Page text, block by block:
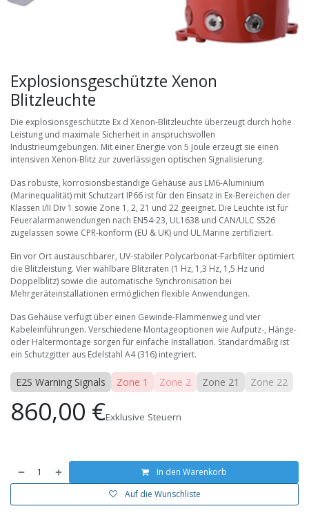
Explosionsgeschützte Xenon
Blitzleuchte
Die explosionsgeschützte Ex d Xenon-Blitzleuchte überzeugt durch hohe
Leistung und maximale Sicherheit in anspruchsvollen
Industrieumgebungen. Mit einer Energie von 5 Joule erzeugt sie einen
intensiven Xenon-Blitz zur zuverlässigen optischen Signalisierung.
Das robuste, korrosionsbeständige Gehäuse aus LM6-Aluminium
(Marinequalität) mit Schutzart IP66 ist für den Einsatz in Ex-Bereichen der
Klassen I/II Div 1 sowie Zone 1, 2, 21 und 22 geeignet. Die Leuchte ist für
Feueralarmanwendungen nach EN54-23, UL1638 und CAN/ULC S526
zugelassen sowie CPR-konform (EU & UK) und UL Marine zertifiziert.
Ein vor Ort austauschbarer, UV-stabiler Polycarbonat-Farbfilter optimiert
die Blitzleistung. Vier wählbare Blitzraten (1 Hz, 1,3 Hz, 1,5 Hz und
Doppelblitz) sowie die automatische Synchronisation bei
Mehrgeräteinstallationen ermöglichen flexible Anwendungen.
Das Gehäuse verfügt über einen Gewinde-Flammenweg und vier
Kabeleinführungen. Verschiedene Montageoptionen wie Aufputz-, Hänge-
oder Haltermontage sorgen für einfache Installation. Standardmäßig ist
ein Schutzgitter aus Edelstahl A4 (316) integriert.
E2S Warning Signals Zone 1 Zone 2 Zone 21 Zone 22
860,00 €Exklusive Steuern
In den Warenkorb
Auf die Wunschliste